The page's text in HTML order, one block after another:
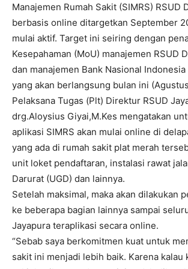
Manajemen Rumah Sakit (SIMRS) RSUD
berbasis online ditargetkan September
mulai aktif. Target ini seiring dengan
Kesepahaman (MoU) manajemen RSUD
dan manajemen Bank Nasional Indonesia
yang akan berlangsung bulan ini
Pelaksana Tugas (Plt) Direktur RSUD
drg.Aloysius Giyai,M.Kes mengatakan
aplikasi SIMRS akan mulai online di
yang ada di rumah sakit plat merah
unit loket pendaftaran, instalasi rawat
Darurat (UGD) dan lainnya.
Setelah maksimal, maka akan dilakukan
ke beberapa bagian lainnya sampai
Jayapura teraplikasi secara online.
“Sebab saya berkomitmen kuat untuk
sakit ini menjadi lebih baik. Karena kalau